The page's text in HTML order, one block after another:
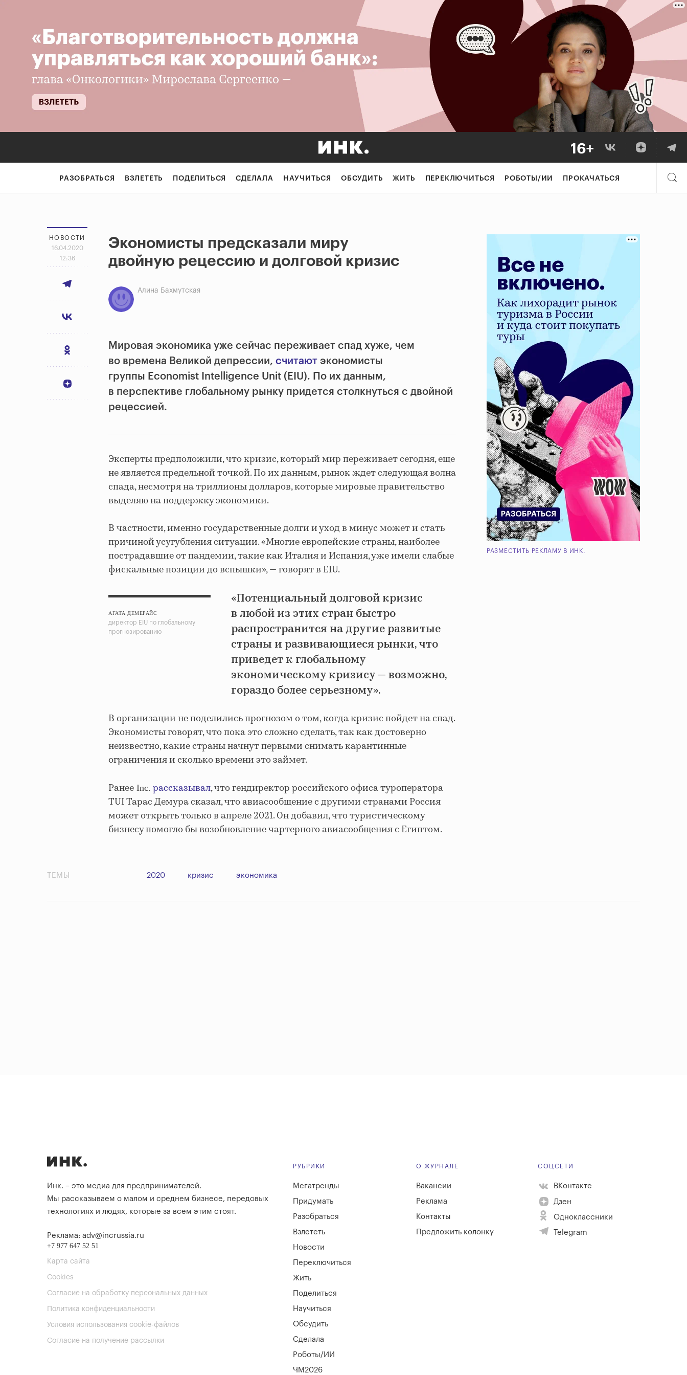
РАЗОБРАТЬСЯ ВЗЛЕТЕТЬ ПОДЕЛИТЬСЯ СДЕЛАЛА НАУЧИТЬСЯ ОБСУДИТЬ ЖИТЬ ПЕРЕКЛЮЧИТЬСЯ РОБОТЫ/ИИ ПРОКАЧАТЬСЯ
НОВОСТИ
16.04.2020
12:36
Экономисты предсказали миру
двойную рецессию и долговой кризис
Алина Бахмутская
Мировая экономика уже сейчас переживает спад хуже, чем
во времена Великой депрессии, считают экономисты
группы Economist Intelligence Unit (EIU). По их данным,
в перспективе глобальному рынку придется столкнуться с двойной
рецессией.
Эксперты предположили, что кризис, который мир переживает сегодня, еще
не является предельной точкой. По их данным, рынок ждет следующая волна
спада, несмотря на триллионы долларов, которые мировые правительство
выделяю на поддержку экономики.
В частности, именно государственные долги и уход в минус может и стать
причиной усугубления ситуации.«Многие европейские страны, наиболее
пострадавшие от пандемии, такие как Италия и Испания, уже имели слабые
фискальные позиции до вспышки», — говорят в EIU.
АГАТА ДЕМЕРАЙС
директор EIU по глобальному
прогнозированию
«Потенциальный долговой кризис
в любой из этих стран быстро
распространится на другие развитые
страны и развивающиеся рынки, что
приведет к глобальному
экономическому кризису — возможно,
гораздо более серьезному».
В организации не поделились прогнозом о том, когда кризис пойдет на спад.
Экономисты говорят, что пока это сложно сделать, так как достоверно
неизвестно, какие страны начнут первыми снимать карантинные
ограничения и сколько времени это займет.
Ранее Inc. рассказывал, что гендиректор российского офиса туроператора
TUI Тарас Демура сказал, что авиасообщение с другими странами Россия
может открыть только в апреле 2021.Он добавил, что туристическому
бизнесу помогло бы возобновление чартерного авиасообщения с Египтом.
РАЗМЕСТИТЬ РЕКЛАМУ В ИНК.
ТЕМЫ 2020 кризис экономика
Инк. – это медиа для предпринимателей.
Мы рассказываем о малом и среднем бизнесе, передовых
технологиях и людях, которые за всем этим стоят.
Реклама: adv@incrussia.ru
+7 977 647 52 51
Карта сайта
Cookies
Согласие на обработку персональных данных
Политика конфиденциальности
Условия использования cookie-файлов
Согласие на получение рассылки
РУБРИКИ
Мегатренды
Придумать
Разобраться
Взлететь
Новости
Переключиться
Жить
Поделиться
Научиться
Обсудить
Сделала
Роботы/ИИ
ЧМ2026
О ЖУРНАЛЕ
Вакансии
Реклама
Контакты
Предложить колонку
СОЦСЕТИ
ВКонтакте
Дзен
Одноклассники
Telegram